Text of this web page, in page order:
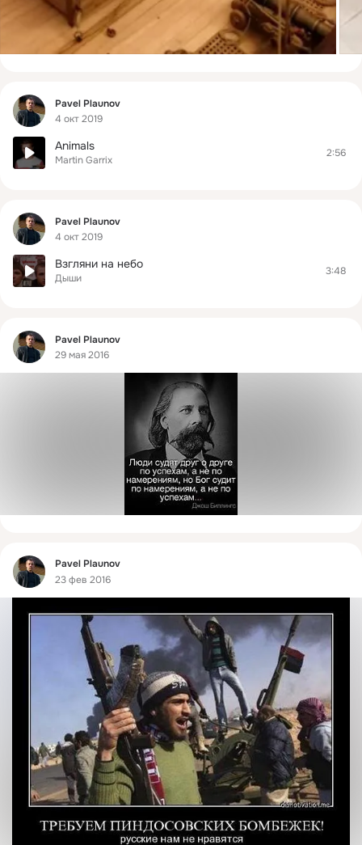
Фид
Pavel Plaunov
4 окт 2019
Animals
Martin Garrix
2:56
Фид
Pavel Plaunov
4 окт 2019
Взгляни на небо
Дыши
3:48
Фид
Pavel Plaunov
29 мая 2016
Фид
Pavel Plaunov
23 фев 2016